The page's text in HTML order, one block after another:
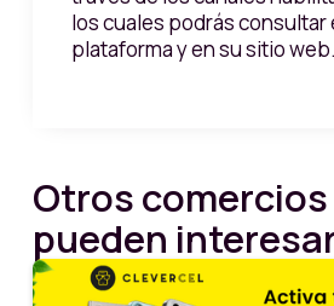
los cuales podrás consultar
plataforma y en su sitio web.
Otros
pueden